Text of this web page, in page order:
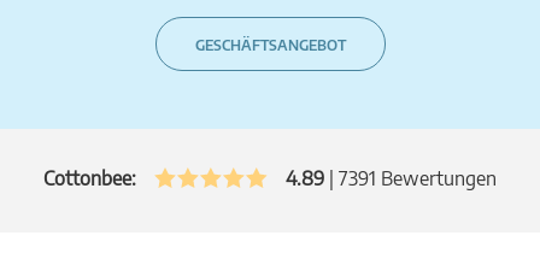
GESCHÄFTSANGEBOT
Cottonbee: 4.89 7391 Bewertungen